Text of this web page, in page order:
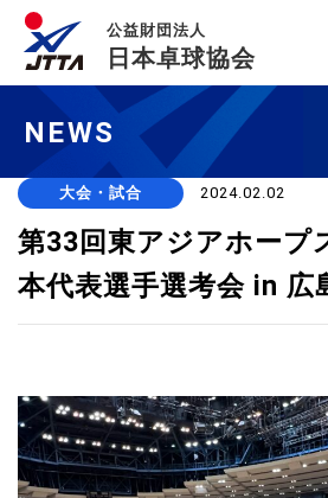
公益財団法人
日本卓球協会
NEWS
大会・試合 2024.02.02
第33回東アジアホープ
本代表選手選考会 in 広